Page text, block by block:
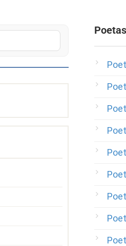
Poetas